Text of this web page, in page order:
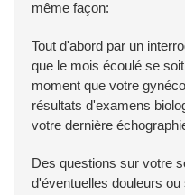
même façon:
Tout d'abord par un
que le mois écoulé se
moment que votre
résultats d'examens
votre dernière
Des questions sur votre
d'éventuelles douleurs